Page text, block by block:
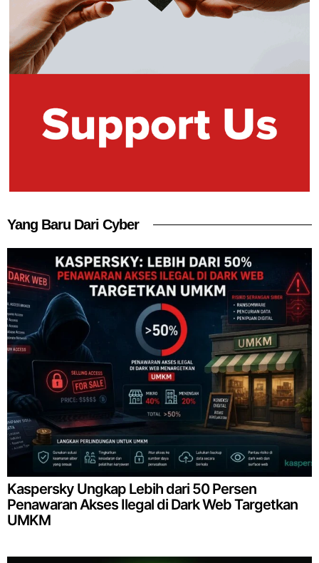
Yang Baru Dari Cyber
Kaspersky Ungkap Lebih dari 50 Persen
Penawaran Akses Ilegal di Dark Web Targetkan
UMKM